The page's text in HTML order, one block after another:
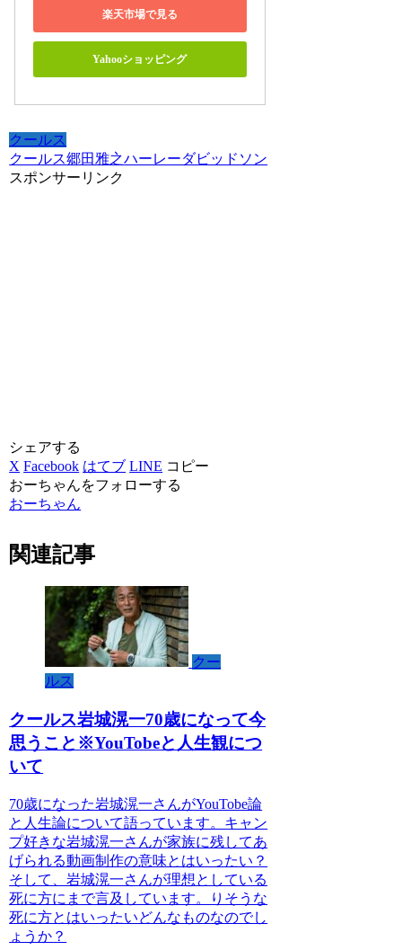
楽天市場で見る
Yahooショッピング
クールス
クールス郷田雅之ハーレーダビッドソン
スポンサーリンク
シェアする
X Facebook はてブ LINE コピー
おーちゃんをフォローする
おーちゃん
関連記事
クー
ルス
クールス岩城滉一70歳になって今
思うこと※YouTobeと人生観につ
いて
70歳になった岩城滉一さんがYouTobe論
と人生論について語っています。キャン
プ好きな岩城滉一さんが家族に残してあ
げられる動画制作の意味とはいったい？
そして、岩城滉一さんが理想としている
死に方にまで言及しています。りそうな
死に方とはいったいどんなものなのでし
ょうか？